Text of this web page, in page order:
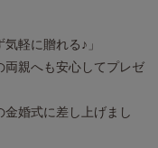
軽に贈れる♪」
両親へも安心してプレゼ
金婚式に差し上げまし